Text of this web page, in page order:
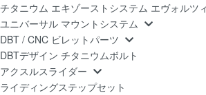
チタニウム エキゾーストシステム エヴォルツ
ユニバーサル マウントシステム
DBT / CNC ビレットパーツ
DBTデザイン チタニウムボルト
アクスルスライダー
ライディングステップセット